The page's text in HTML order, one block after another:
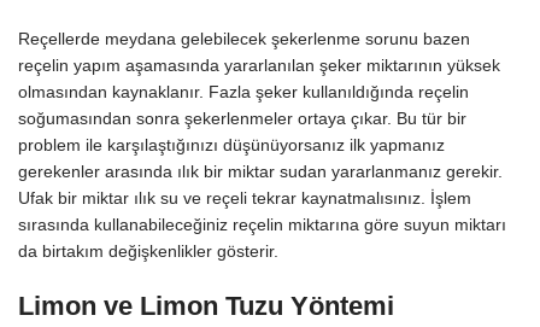
Reçellerde meydana gelebilecek şekerlenme sorunu bazen
reçelin yapım aşamasında yararlanılan şeker miktarının yüksek
olmasından kaynaklanır. Fazla şeker kullanıldığında reçelin
soğumasından sonra şekerlenmeler ortaya çıkar. Bu tür bir
problem ile karşılaştığınızı düşünüyorsanız ilk yapmanız
gerekenler arasında ılık bir miktar sudan yararlanmanız gerekir.
Ufak bir miktar ılık su ve reçeli tekrar kaynatmalısınız. İşlem
sırasında kullanabileceğiniz reçelin miktarına göre suyun miktarı
da birtakım değişkenlikler gösterir.
Limon ve Limon Tuzu Yöntemi